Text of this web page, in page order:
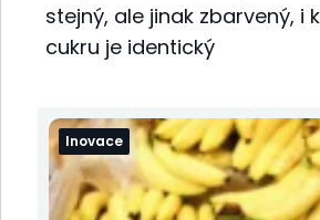
stejný, ale jinak zbarvený, i
cukru je identický
Inovace